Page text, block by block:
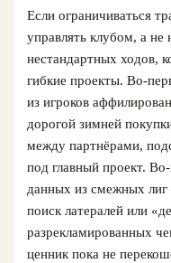
Если ограничиваться
управлять клубом, а не
нестандартных ходов,
гибкие проекты.
из игроков
дорогой зимней
между партнёрами,
под главный проект.
данных из смежных
поиск латералей или
разрекламированных
ценник пока не